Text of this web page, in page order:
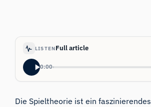
LISTENFull article
0:00
Die Spieltheorie ist ein faszinierendes